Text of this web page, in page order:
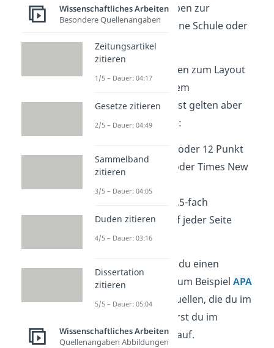
Kontaktdaten, Angaben zur
Lerntätigkeit und deine Schule oder
Universität.
Die genauen Vorgaben zum Layout
erhältst du von deinem
Aufgabensteller. Meist gelten aber
diese Standardwerte:
11 oder 12 Punkt
Schriftart:Arial oder Times New
1,5-fach
Seitenzahlen:
auf jeder Seite
sichtbar
Beim Zitieren wählst du einen
einheitlichen Stil — zum Beispiel APA
oder Chicago. Alle Quellen, die du im
Text belegt hast, führst du im
Literaturverzeichnis auf.
Wissenschaftliches Arbeiten
Besondere Quellenangaben
Zeitungsartikel
zitieren
1/5 – Dauer: 04:17
Gesetze zitieren
2/5 – Dauer: 04:49
Sammelband
zitieren
3/5 – Dauer: 04:05
Duden zitieren
4/5 – Dauer: 03:16
Dissertation
zitieren
5/5 – Dauer: 05:04
Wissenschaftliches Arbeiten
Quellenangaben Abbildungen